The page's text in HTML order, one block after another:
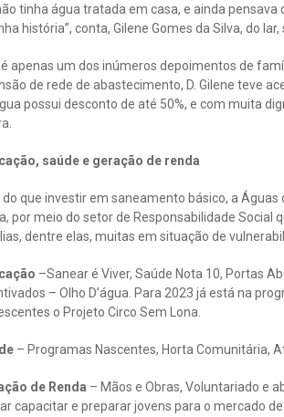
tinha água tratada em casa, e ainda
história”, conta, Gilene Gomes da Silva, do lar,
apenas um dos inúmeros depoimentos de
de rede de abastecimento, D. Gilene teve
possui desconto de até 50%, e com muita
saúde e geração de renda
do que investir em saneamento básico, a
por meio do setor de Responsabilidade
dentre elas, muitas em situação de
–Sanear é Viver, Saúde Nota 10, Portas
– Olho D’água. Para 2023 já está na
o Projeto Circo Sem Lona.
– Programas Nascentes, Horta Comunitária,
de Renda – Mãos e Obras, Voluntariado e
capacitar e preparar jovens para o mercado de